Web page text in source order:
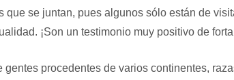
que se juntan, pues algunos sólo están de
¡Son un testimonio muy positivo de
gentes procedentes de varios continentes,